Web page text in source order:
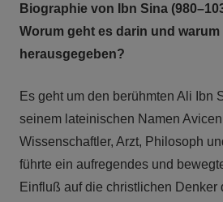
Biographie von Ibn Sina
Worum geht es darin und
herausgegeben?
Es geht um den berühmten Ali Ibn
seinem lateinischen Namen
Wissenschaftler, Arzt, Philosoph
führte ein aufregendes und
Einfluß auf die christlichen Denker